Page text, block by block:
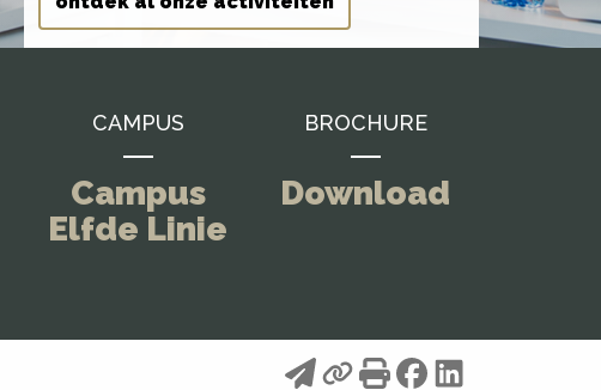
CAMPUS
Campus
Elfde Linie
BROCHURE
Download